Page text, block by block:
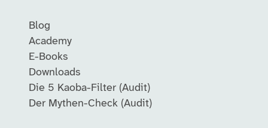
Blog
Academy
E-Books
Downloads
Die 5 Kaoba-Filter (Audit)
Der Mythen-Check (Audit)